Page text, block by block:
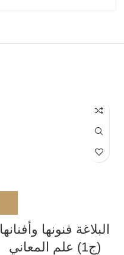
البلاغة فنونها وأفنانها
(ج1) علم المعاني